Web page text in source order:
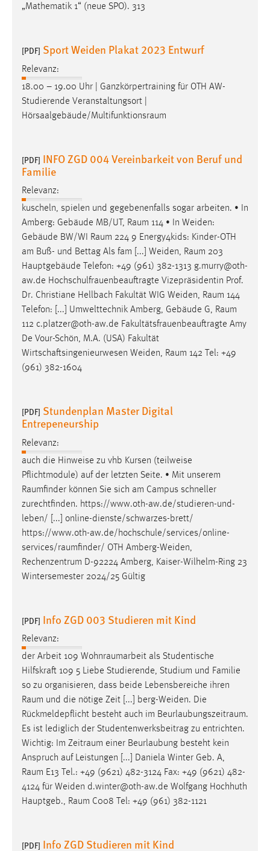
„Mathematik 1“ (neue SPO). 313
[PDF] Sport Weiden Plakat 2023 Entwurf
Relevanz:
18.00 – 19.00 Uhr | Ganzkörpertraining für OTH AW-
Studierende Veranstaltungsort |
Hörsaalgebäude/Multifunktionsraum
[PDF] INFO ZGD 004 Vereinbarkeit von Beruf und
Familie
Relevanz:
kuscheln, spielen und gegebenenfalls sogar arbeiten. • In
Amberg: Gebäude MB/UT, Raum 114 • In Weiden:
Gebäude BW/WI
Raum 224 9 Energy4kids: Kinder-OTH
am Buß- und Bettag Als fam [...] Weiden, Raum 203
Hauptgebäude Telefon: +49 (961) 382-1313 g.murry@oth-
aw.de Hochschulfrauenbeauftragte Vizepräsidentin Prof.
Dr. Christiane Hellbach Fakultät WIG Weiden, Raum 144
Telefon: [...] Umwelttechnik Amberg, Gebäude G, Raum
112 c.platzer@oth-aw.de Fakultätsfrauenbeauftragte Amy
De Vour-Schön, M.A. (USA) Fakultät
Wirtschaftsingenieurwesen Weiden, Raum 142 Tel: +49
(961) 382-1604
[PDF] Stundenplan Master Digital
Entrepeneurship
Relevanz:
auch die Hinweise zu vhb Kursen (teilweise
Pflichtmodule) auf der letzten Seite. • Mit unserem
Raumfinder können Sie sich am Campus schneller
zurechtfinden. https://www.oth-aw.de/studieren-und-
leben/ [...] online-dienste/schwarzes-brett/
https://www.oth-aw.de/hochschule/services/online-
services/raumfinder/ OTH Amberg-Weiden,
Rechenzentrum D-92224 Amberg, Kaiser-Wilhelm-Ring 23
Wintersemester 2024/25 Gültig
[PDF] Info ZGD 003 Studieren mit Kind
Relevanz:
der Arbeit 109 Wohnraumarbeit als Studentische
Hilfskraft 109 5 Liebe Studierende, Studium und Familie
so zu organisieren, dass beide Lebensbereiche ihren
Raum und die nötige Zeit [...] berg-Weiden. Die
Rückmeldepflicht besteht auch im Beurlaubungszeitraum.
Es ist lediglich der Studentenwerksbeitrag zu entrichten.
Wichtig: Im Zeitraum einer Beurlaubung besteht kein
Anspruch auf Leistungen [...] Daniela Winter Geb. A,
Raum E13 Tel.: +49 (9621) 482-3124 Fax: +49 (9621) 482-
4124 für Weiden d.winter@oth-aw.de Wolfgang Hochhuth
Hauptgeb., Raum C008 Tel: +49 (961) 382-1121
[PDF] Info ZGD Studieren mit Kind